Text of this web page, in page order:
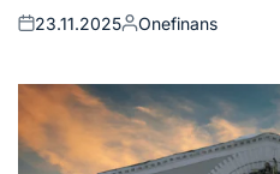
Опубликовано
23.11.2025
Запись
Onefinans